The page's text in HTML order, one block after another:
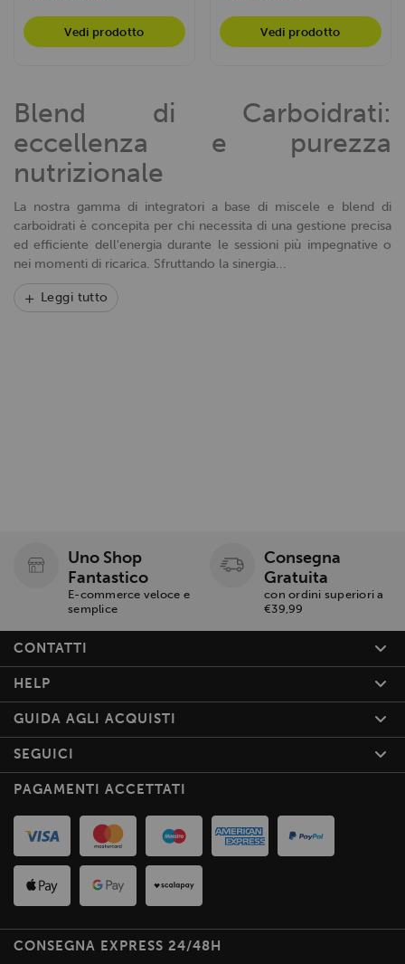
Vedi prodotto Vedi prodotto
Blend di Carboidrati:
eccellenza e purezza
nutrizionale
La nostra gamma di integratori a base di miscele e blend di
carboidrati è concepita per chi necessita di una gestione precisa
ed efficiente dell'energia durante le sessioni più impegnative o
nei momenti di ricarica. Sfruttando la sinergia...
Leggi tutto
Uno Shop
Fantastico
E-commerce veloce e
semplice
Consegna
Gratuita
con ordini superiori a
€39,99
CONTATTI
HELP
GUIDA AGLI ACQUISTI
SEGUICI
PAGAMENTI ACCETTATI
CONSEGNA EXPRESS 24/48H